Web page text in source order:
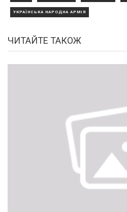
УКРАЇНСЬКА НАРОДНА АРМІЯ
ЧИТАЙТЕ ТАКОЖ